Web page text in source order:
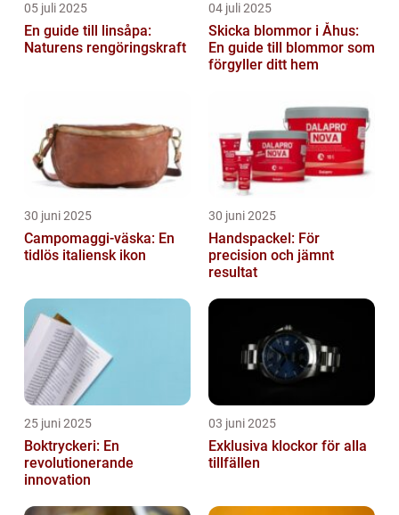
05 juli 2025
En guide till linsåpa:
Naturens rengöringskraft
04 juli 2025
Skicka blommor i Åhus:
En guide till blommor som
förgyller ditt hem
30 juni 2025
Campomaggi-väska: En
tidlös italiensk ikon
30 juni 2025
Handspackel: För
precision och jämnt
resultat
25 juni 2025
Boktryckeri: En
revolutionerande
innovation
03 juni 2025
Exklusiva klockor för alla
tillfällen